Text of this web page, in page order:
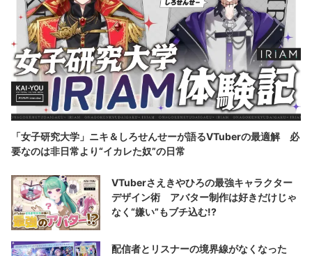
「女子研究大学」ニキ＆しろせんせーが語るVTuberの最適解 必
要なのは非日常より“イカレた奴”の日常
VTuberさえきやひろの最強キャラクター
デザイン術 アバター制作は好きだけじゃ
なく“嫌い”もブチ込む!?
配信者とリスナーの境界線がなくなった